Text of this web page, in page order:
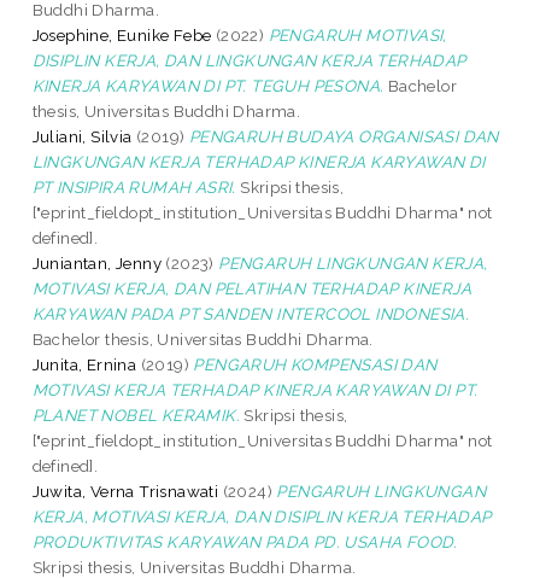
Buddhi Dharma.
Josephine, Eunike Febe (2022) PENGARUH MOTIVASI,
DISIPLIN KERJA, DAN LINGKUNGAN KERJA TERHADAP
KINERJA KARYAWAN DI PT. TEGUH PESONA. Bachelor
thesis, Universitas Buddhi Dharma.
Juliani, Silvia (2019) PENGARUH BUDAYA ORGANISASI DAN
LINGKUNGAN KERJA TERHADAP KINERJA KARYAWAN DI
PT INSIPIRA RUMAH ASRI. Skripsi thesis,
["eprint_fieldopt_institution_Universitas Buddhi Dharma" not
defined].
Juniantan, Jenny (2023) PENGARUH LINGKUNGAN KERJA,
MOTIVASI KERJA, DAN PELATIHAN TERHADAP KINERJA
KARYAWAN PADA PT SANDEN INTERCOOL INDONESIA.
Bachelor thesis, Universitas Buddhi Dharma.
Junita, Ernina (2019) PENGARUH KOMPENSASI DAN
MOTIVASI KERJA TERHADAP KINERJA KARYAWAN DI PT.
PLANET NOBEL KERAMIK. Skripsi thesis,
["eprint_fieldopt_institution_Universitas Buddhi Dharma" not
defined].
Juwita, Verna Trisnawati (2024) PENGARUH LINGKUNGAN
KERJA, MOTIVASI KERJA, DAN DISIPLIN KERJA TERHADAP
PRODUKTIVITAS KARYAWAN PADA PD. USAHA FOOD.
Skripsi thesis, Universitas Buddhi Dharma.